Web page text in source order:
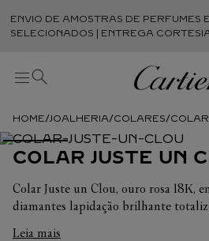
ENVIO DE AMOSTRAS DE PERFUMES
SELECIONADOS | ENTREGA
JOALHERIA COLARES COLAR
COLAR JUSTE UN
Colar Juste un Clou, ouro rosa 18K,
diamantes lapidação brilhante
Leia mais